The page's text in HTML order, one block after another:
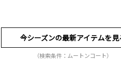
今シーズンの最新アイテムを見
（検索条件：ムートンコート）